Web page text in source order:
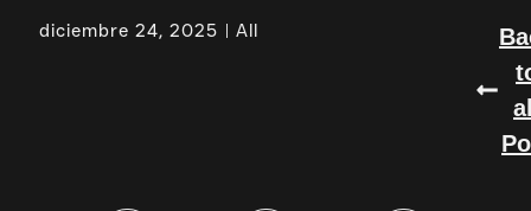
diciembre 24, 2025 All